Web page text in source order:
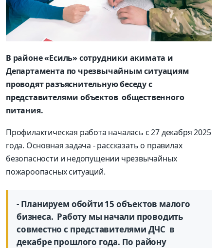
В районе «Есиль» сотрудники акимата и
Департамента по чрезвычайным ситуациям
проводят разъяснительную беседу с
представителями объектов общественного
питания.
Профилактическая работа началась с 27 декабря 2025
года. Основная задача - рассказать о правилах
безопасности и недопущении чрезвычайных
пожароопасных ситуаций.
- Планируем обойти 15 объектов малого
бизнеса. Работу мы начали проводить
совместно с представителями ДЧС в
декабре прошлого года. По району